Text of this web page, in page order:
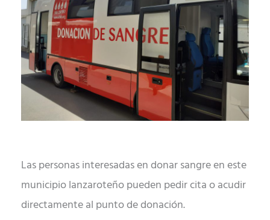
Las personas interesadas en donar sangre en este
municipio lanzaroteño pueden pedir cita o acudir
directamente al punto de donación.